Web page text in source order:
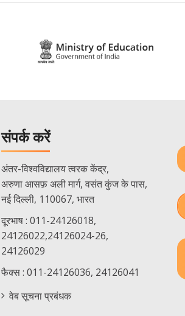
संपर्क करें
अंतर-विश्वविद्यालय त्वरक केंद्र,
अरुणा आसफ़ अली मार्ग, वसंत कुंज के पास,
नई दिल्ली, 110067, भारत
दूरभाष : 011-24126018,
24126022,24126024-26,
24126029
फैक्स : 011-24126036, 24126041
वेब सूचना प्रबंधक